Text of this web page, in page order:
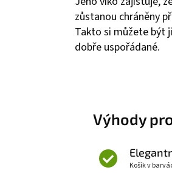
zůstanou chráněny
Takto si můžete být
dobře uspořádané.
Výhody
Košík v